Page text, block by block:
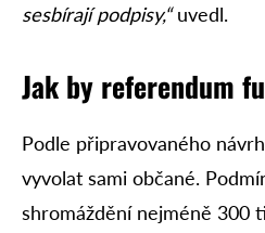
sesbírají podpisy,“uvedl.
Jak by referendum
Podle připravovaného
vyvolat sami občané.
shromáždění nejméně 300